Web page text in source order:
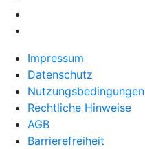
Impressum
Datenschutz
Nutzungsbedingungen
Rechtliche Hinweise
AGB
Barrierefreiheit